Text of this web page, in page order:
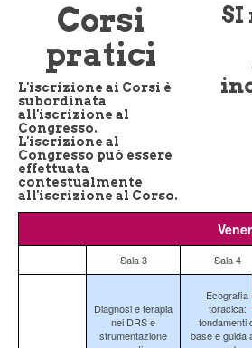
Corsi
pratici
L'iscrizione ai Corsi è
subordinata
all'iscrizione al
Congresso.
L'iscrizione al
Congresso può essere
effettuata
contestualmente
all'iscrizione al Corso.
Sala 3 Sala 4
Diagnosi e terapia
nei DRS e
strumentazione
Ecografia
toracica:
fondamenti
base e guida